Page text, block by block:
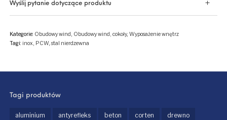
Wyślij pytanie dotyczące produktu
Kategorie: Obudowy wind, Obudowy wind, cokoły, Wyposażenie wnętrz
Tagi: inox, PCW,stal nierdzewna
Tagi produktów
aluminium antyrefleks beton corten drewno